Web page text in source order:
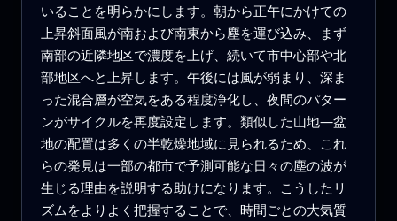
いることを明らかにします。朝から正午にかけての
上昇斜面風が南および南東から塵を運び込み、まず
南部の近隣地区で濃度を上げ、続いて市中心部や北
部地区へと上昇します。午後には風が弱まり、深ま
った混合層が空気をある程度浄化し、夜間のパター
ンがサイクルを再度設定します。類似した山地—盆
地の配置は多くの半乾燥地域に見られるため、これ
らの発見は一部の都市で予測可能な日々の塵の波が
生じる理由を説明する助けになります。こうしたリ
ズムをよりよく把握することで、時間ごとの大気質